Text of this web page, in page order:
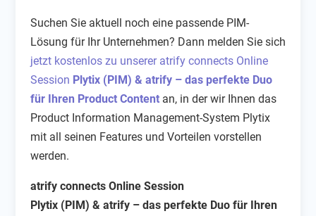
Suchen Sie aktuell noch eine passende PIM-
Lösung für Ihr Unternehmen? Dann melden Sie sich
jetzt kostenlos zu unserer atrify connects Online
Session Plytix (PIM) & atrify – das perfekte Duo
für Ihren Product Contentan, in der wir Ihnen das
Product Information Management-System Plytix
mit all seinen Features und Vorteilen vorstellen
werden.
atrify connects Online Session
Plytix (PIM) & atrify – das perfekte Duo für Ihren